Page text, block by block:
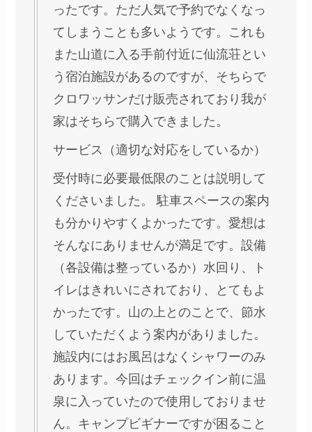
ったです。ただ人気で予約でなくなっ
てしまうことも多いようです。これも
また山道に入る手前付近に仙流荘とい
う宿泊施設があるのですが、そちらで
クロワッサンだけ販売されており我が
家はそちらで購入できました。
サービス（適切な対応をしているか）
受付時に必要最低限のことは説明して
くださいました。 駐車スペースの案内
も分かりやすくよかったです。愛想は
そんなにありませんが満足です。設備
（各設備は整っているか）水回り、ト
イレはきれいにされており、とてもよ
かったです。山の上とのことで、節水
していただくよう案内がありました。
施設内にはお風呂はなくシャワーのみ
あります。今回はチェックイン前に温
泉に入っていたので使用しておりませ
ん。キャンプビギナーですが困ること